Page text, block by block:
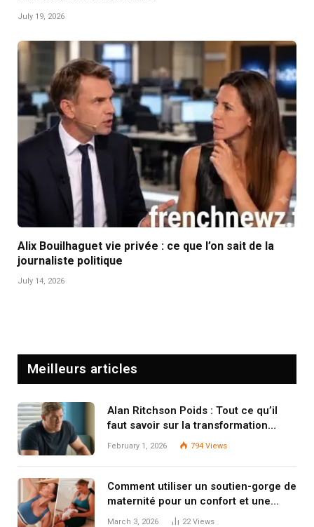
July 19, 2026
Alix Bouilhaguet vie privée : ce que l’on sait de la
journaliste politique
July 14, 2026
Meilleurs articles
Alan Ritchson Poids : Tout ce qu’il
faut savoir sur la transformation
physique de l’acteur
February 1, 2026 794 Views
Comment utiliser un soutien-gorge de
maternité pour un confort et une
confiance au quotidien
March 3, 2026 22 Views